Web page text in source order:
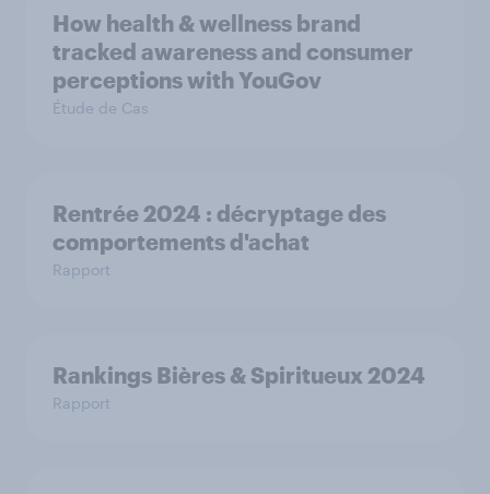
How health & wellness brand
tracked awareness and consumer
perceptions with YouGov
Étude de Cas
Rentrée 2024 : décryptage des
comportements d'achat
Rapport
Rankings Bières & Spiritueux 2024
Rapport